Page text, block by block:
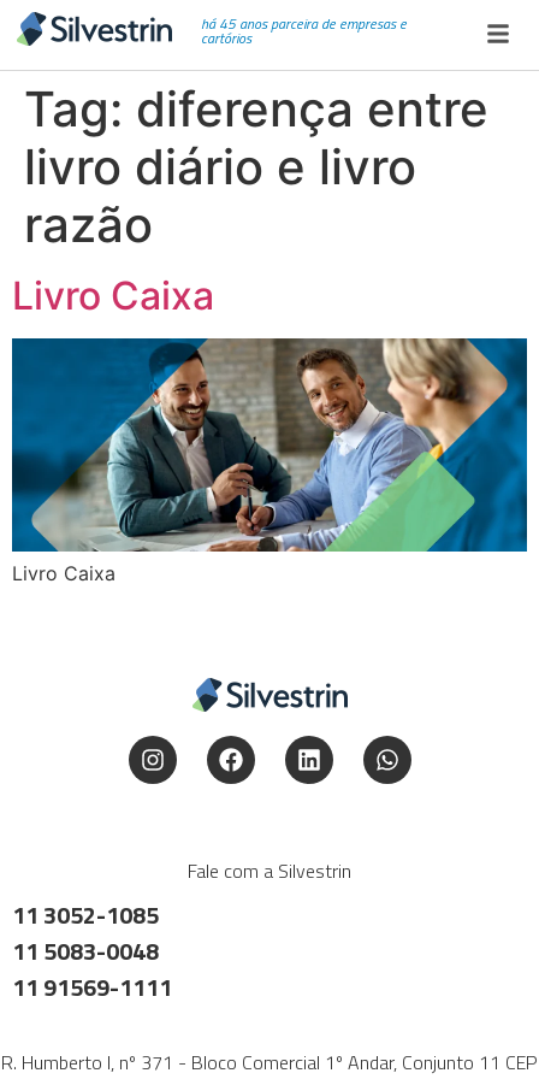
há 45 anos parceira de empresas e
cartórios
Tag: diferença entre
livro diário e livro
razão
Livro Caixa
Livro Caixa
Fale com a Silvestrin
11 3052-1085
11 5083-0048
11 91569-1111
R. Humberto I, nº 371 - Bloco Comercial 1º Andar, Conjunto 11 CEP